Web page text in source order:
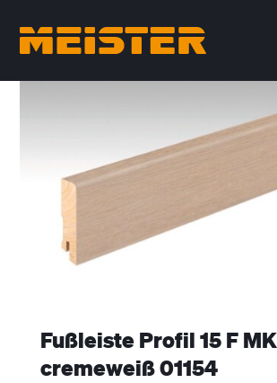
Fußleiste Profil 15 F
cremeweiß 01154